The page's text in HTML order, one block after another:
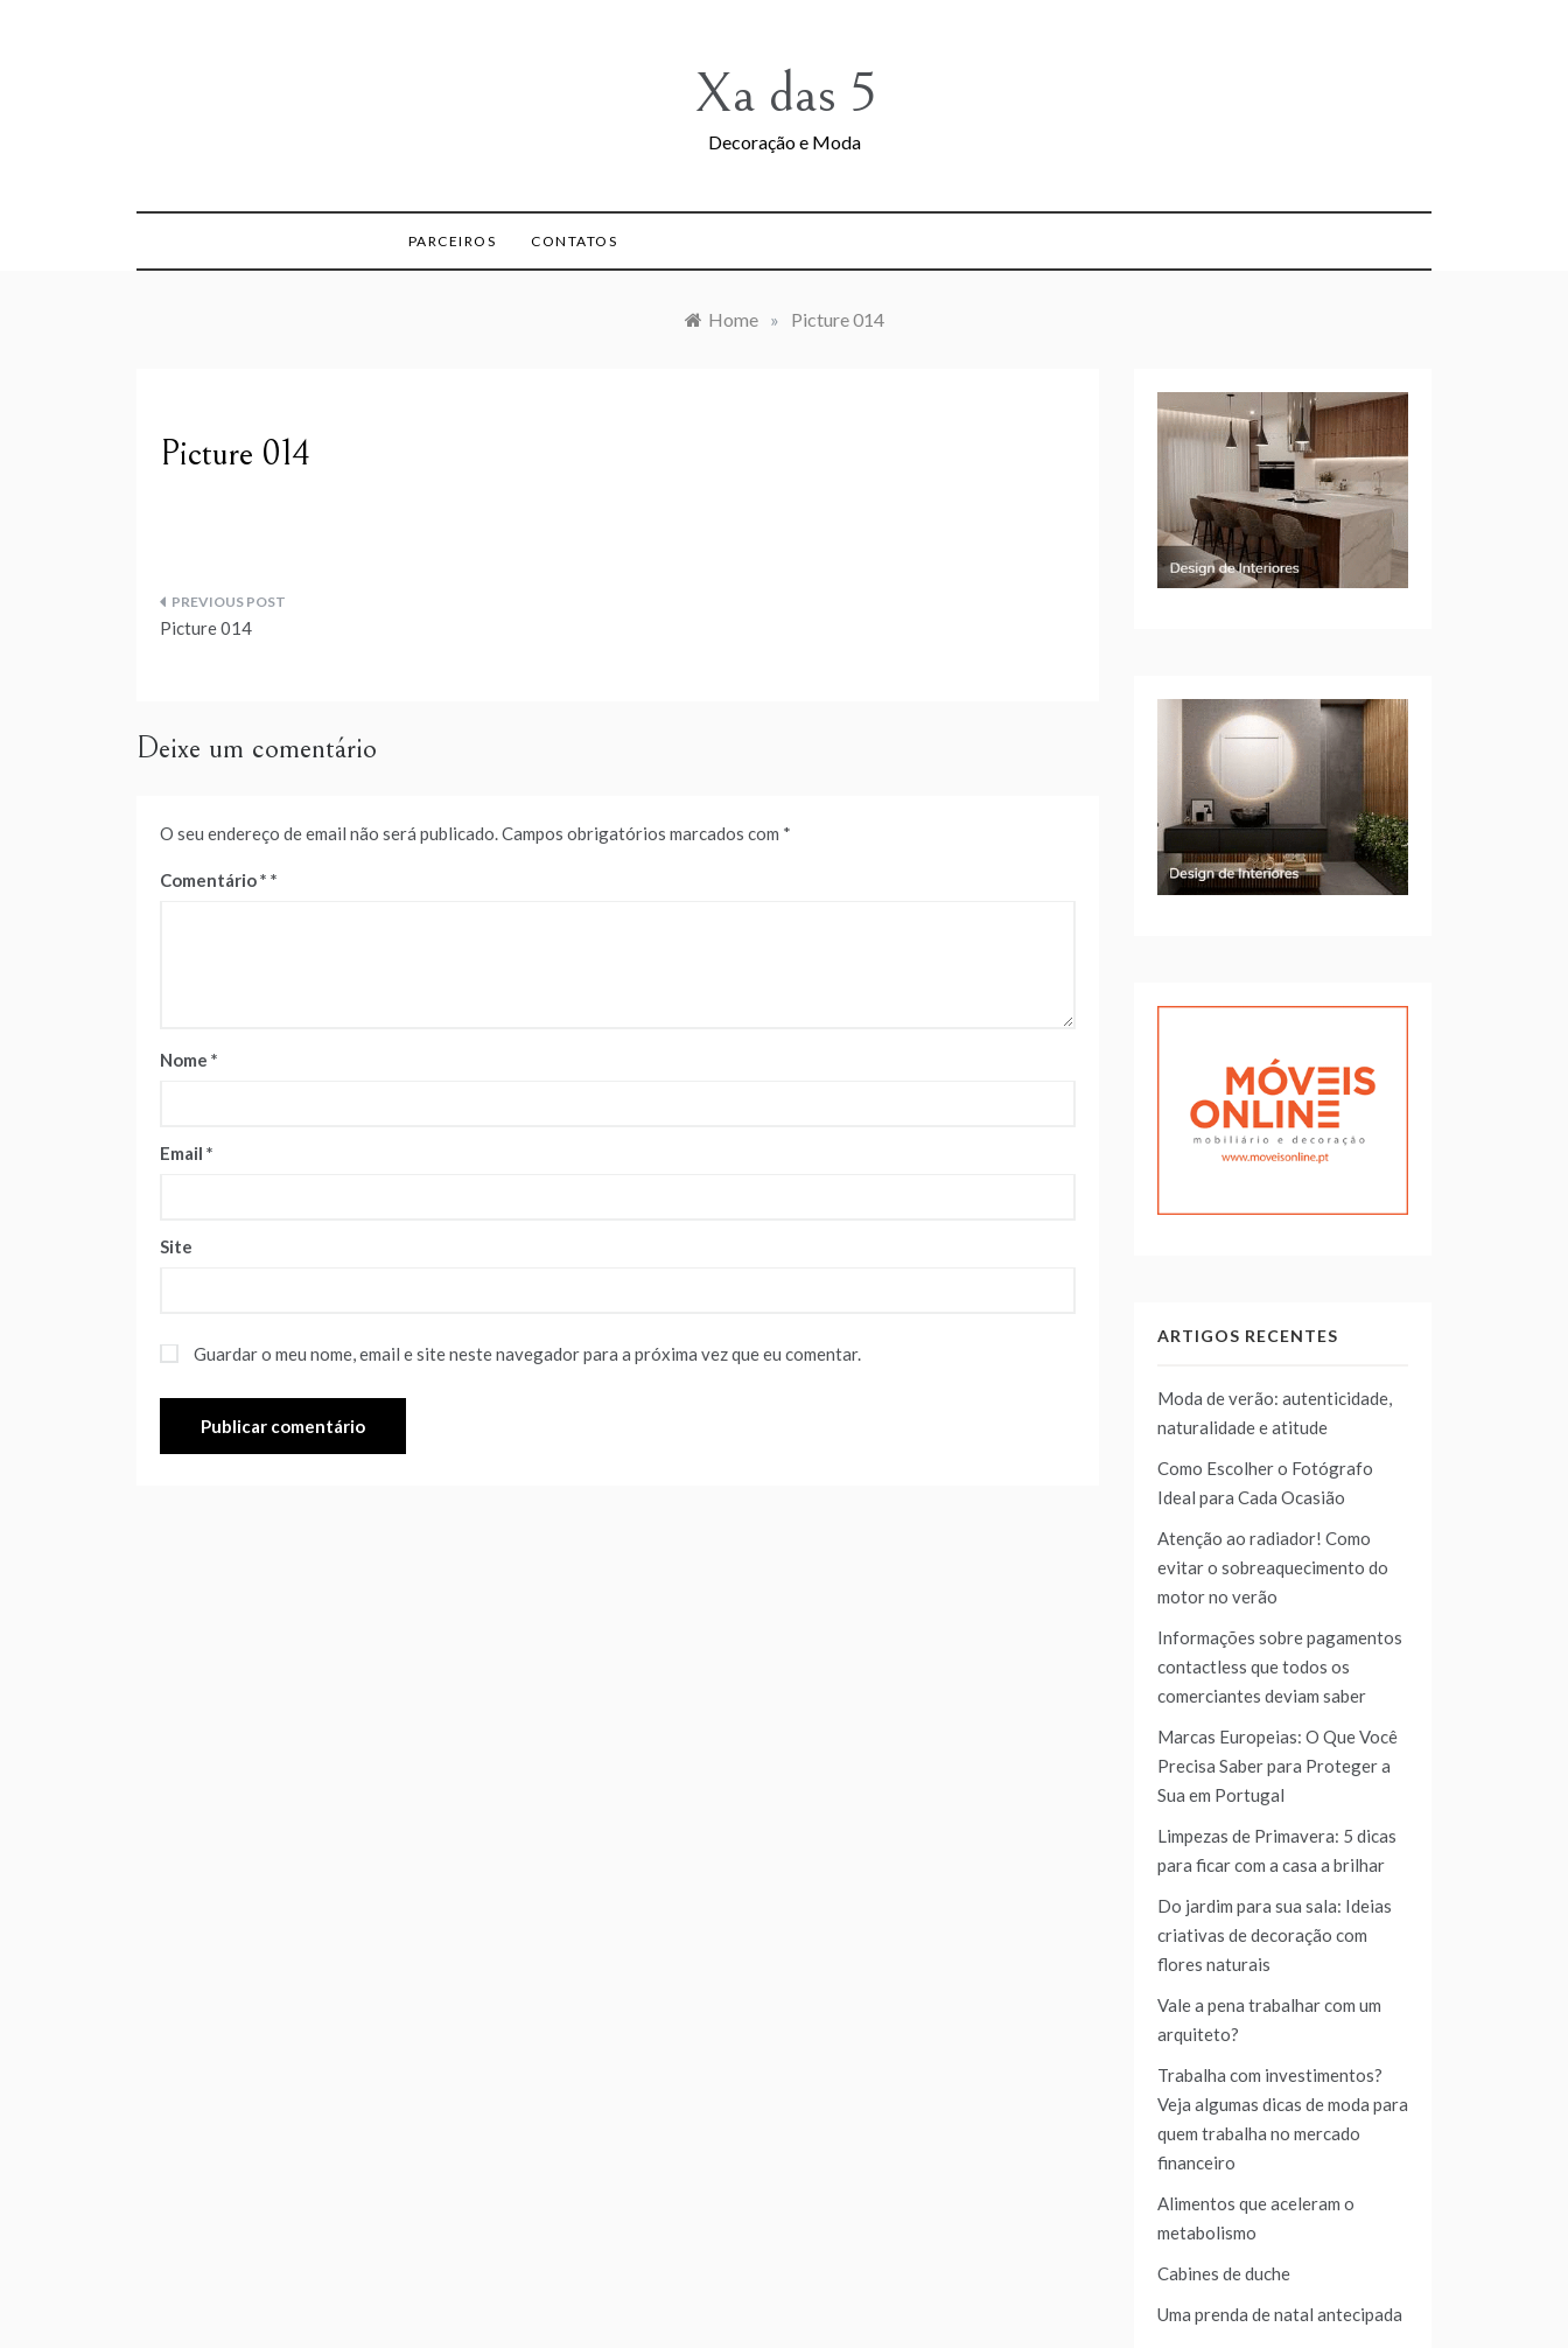
Xa das 5
Decoração e Moda
PARCEIROS CONTATOS
Home » Picture 014
Picture 014
Navegação
Picture 014
Deixe um comentário
O seu endereço de email não será publicado.Campos obrigatórios marcados com *
Comentário*
Nome *
Email *
Site
Guardar o meu nome, email e site neste navegador para a próxima vez que eu comentar.
ARTIGOS RECENTES
Moda de verão: autenticidade,
naturalidade e atitude
Como Escolher o Fotógrafo
Ideal para Cada Ocasião
Atenção ao radiador! Como
evitar o sobreaquecimento do
motor no verão
Informações sobre pagamentos
contactless que todos os
comerciantes deviam saber
Marcas Europeias: O Que Você
Precisa Saber para Proteger a
Sua em Portugal
Limpezas de Primavera: 5 dicas
para ficar com a casa a brilhar
Do jardim para sua sala: Ideias
criativas de decoração com
flores naturais
Vale a pena trabalhar com um
arquiteto?
Trabalha com investimentos?
Veja algumas dicas de moda para
quem trabalha no mercado
financeiro
Alimentos que aceleram o
metabolismo
Cabines de duche
Uma prenda de natal antecipada